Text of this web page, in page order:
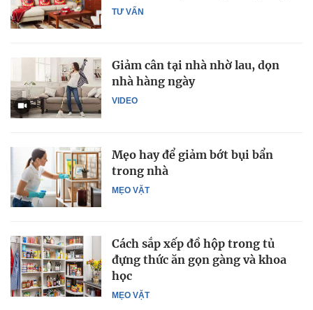
TƯ VẤN
VIDEO
Giảm cân tại nhà nhờ lau, dọn
nhà hàng ngày
MẸO VẶT
Mẹo hay để giảm bớt bụi bẩn
trong nhà
MẸO VẶT
Cách sắp xếp đồ hộp trong tủ
đựng thức ăn gọn gàng và khoa
học